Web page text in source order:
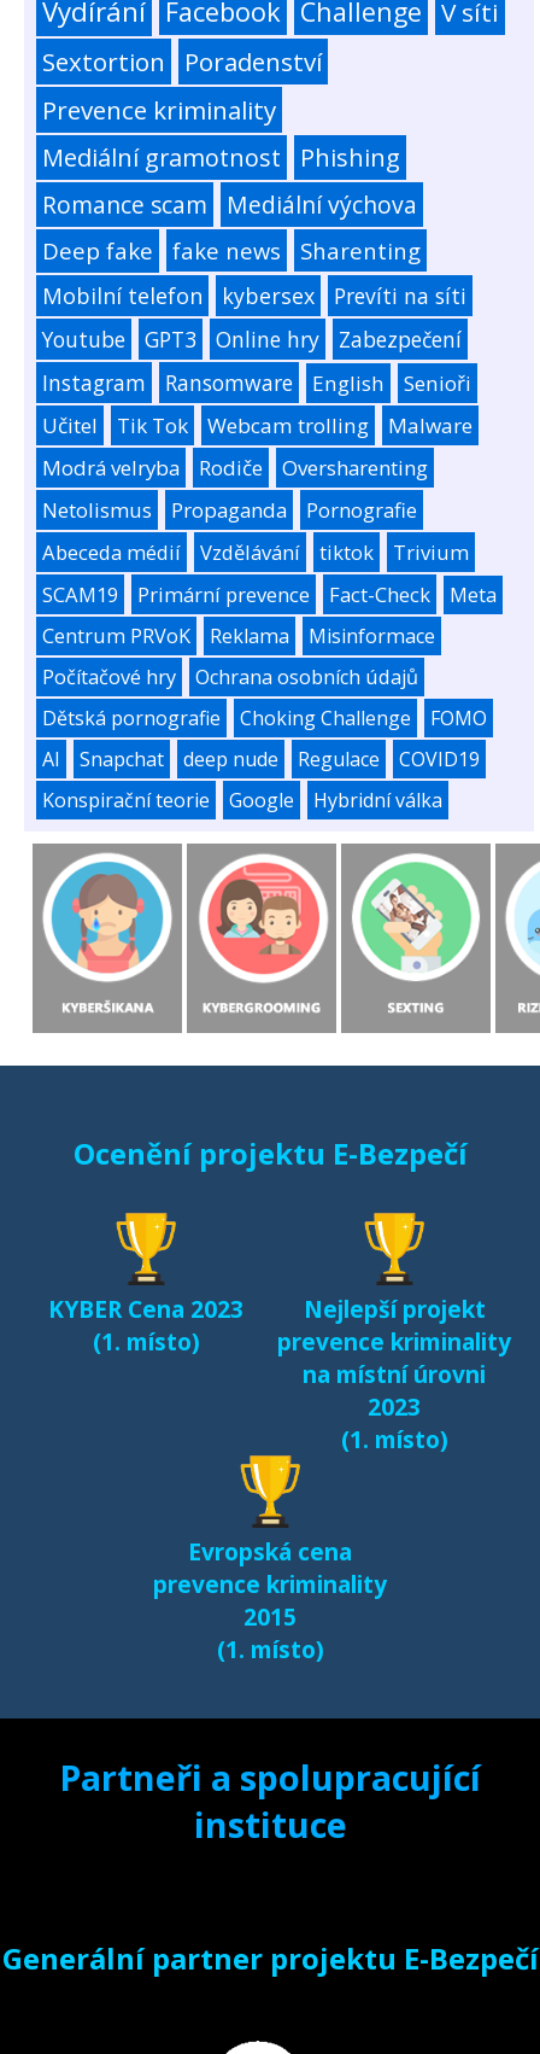
Vydírání Facebook Challenge
V síti
Sextortion
Poradenství
Prevence kriminality
Mediální gramotnost
Phishing
Romance scam
Mediální výchova
Deep fake fake news Sharenting
Mobilní telefon kybersex
Prevíti na síti
Youtube
GPT3 Online hry
Zabezpečení
Instagram
Ransomware English
Senioři
Učitel
Tik Tok Webcam trolling
Malware
Modrá velryba
Rodiče
Oversharenting
Netolismus
Propaganda
Pornografie
Abeceda médií
Vzdělávání tiktok
Trivium
SCAM19
Primární prevence Fact-Check
Meta
Centrum PRVoK
Reklama
Misinformace
Počítačové hry
Ochrana osobních údajů
Dětská pornografie
Choking Challenge
FOMO
AI
Snapchat deep nude Regulace
COVID19
Konspirační teorie
Google Hybridní válka
Ocenění projektu E-Bezpečí
KYBER Cena 2023
(1. místo)
Nejlepší projekt
prevence kriminality
na místní úrovni
2023
(1. místo)
Evropská cena
prevence kriminality
2015
(1. místo)
Partneři a spolupracující
instituce
Generální partner projektu E-Bezpečí